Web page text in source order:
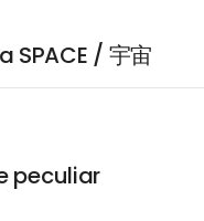
SPACE / 宇宙
peculiar